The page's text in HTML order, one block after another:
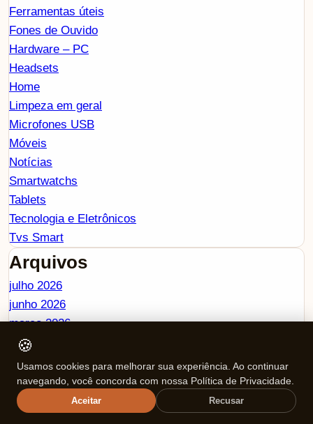
Ferramentas úteis
Fones de Ouvido
Hardware – PC
Headsets
Home
Limpeza em geral
Microfones USB
Móveis
Notícias
Smartwatchs
Tablets
Tecnologia e Eletrônicos
Tvs Smart
Arquivos
julho 2026
junho 2026
março 2026
fevereiro 2026
janeiro 2026
dezembro 2025
novembro 2025
outubro 2025
🍪
Usamos cookies para melhorar sua experiência. Ao continuar
navegando, você concorda com nossa Política de Privacidade.
Aceitar Recusar